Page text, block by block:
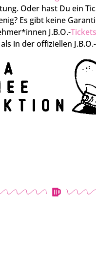
Oder hast Du ein
Es gibt keine
J.B.O.-
in der offiziellen